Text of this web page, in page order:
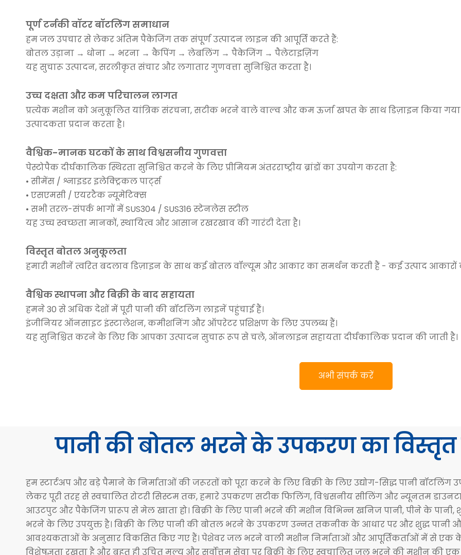
पूर्ण टर्नकी वॉटर बॉटलिंग समाधान
हम जल उपचार से लेकर अंतिम पैकेजिंग तक संपूर्ण उत्पादन लाइन की आपूर्ति करते हैं:
बोतल उड़ाना → धोना → भरना → कैपिंग → लेबलिंग → पैकेजिंग → पैलेटाइज़िंग
यह सुचारू उत्पादन, सरलीकृत संचार और लगातार गुणवत्ता सुनिश्चित करता है।
उच्च दक्षता और कम परिचालन लागत
प्रत्येक मशीन को अनुकूलित यांत्रिक संरचना, सटीक भरने वाले वाल्व और कम ऊर्जा खपत के साथ डिज़ाइन किया
उत्पादकता प्रदान करता है।
वैश्विक-मानक घटकों के साथ विश्वसनीय गुणवत्ता
पेस्टोपैक दीर्घकालिक स्थिरता सुनिश्चित करने के लिए प्रीमियम अंतरराष्ट्रीय ब्रांडों का उपयोग करता है:
• सीमेंस / श्नाइडर इलेक्ट्रिकल पार्ट्स
• एसएमसी / एयरटैक न्यूमेटिक्स
• सभी तरल-संपर्क भागों में SUS304 / SUS316 स्टेनलेस स्टील
यह उच्च स्वच्छता मानकों, स्थायित्व और आसान रखरखाव की गारंटी देता है।
विस्तृत बोतल अनुकूलता
हमारी मशीनें त्वरित बदलाव डिज़ाइन के साथ कई बोतल वॉल्यूम और आकार का समर्थन करती हैं - कई उत्पाद
वैश्विक स्थापना और बिक्री के बाद सहायता
हमने 30 से अधिक देशों में पूरी पानी की बॉटलिंग लाइनें पहुंचाई हैं।
इंजीनियर ऑनसाइट इंस्टालेशन, कमीशनिंग और ऑपरेटर प्रशिक्षण के लिए उपलब्ध हैं।
यह सुनिश्चित करने के लिए कि आपका उत्पादन सुचारू रूप से चले, ऑनलाइन सहायता दीर्घकालिक प्रदान की जाती है।
अभी संपर्क करें
पानी की बोतल भरने के उपकरण का
हम स्टार्टअप और बड़े पैमाने के निर्माताओं की जरूरतों को पूरा करने के लिए बिक्री के लिए उद्योग-सिद्ध पानी
लेकर पूरी तरह से स्वचालित रोटरी सिस्टम तक, हमारे उपकरण सटीक फिलिंग, विश्वसनीय सीलिंग और न्यूनतम
आउटपुट और पैकेजिंग प्रारूप से मेल खाता हो। बिक्री के लिए पानी भरने की मशीन विभिन्न खनिज पानी, पीने के पानी,
भरने के लिए उपयुक्त है। बिक्री के लिए पानी की बोतल भरने के उपकरण उन्नत तकनीक के आधार पर और शुद्ध पानी और
आवश्यकताओं के अनुसार विकसित किए गए हैं। पेशेवर जल भरने वाली मशीन निर्माताओं और आपूर्तिकर्ताओं में से एक के
विशेषज्ञता रखता है और बहुत ही उचित मूल्य और सर्वोत्तम सेवा पर बिक्री के लिए स्वचालित जल भरने की मशीन की एक